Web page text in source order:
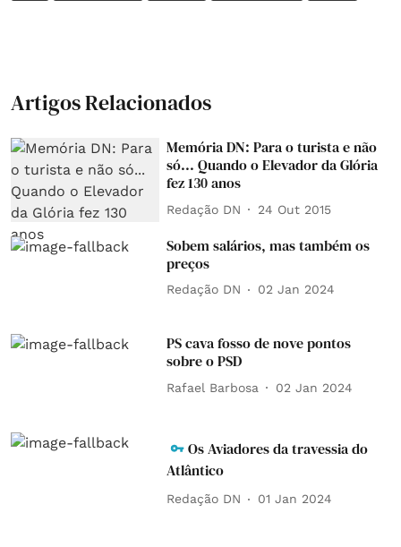
Artigos Relacionados
Memória DN: Para o turista e não
só... Quando o Elevador da Glória
fez 130 anos
Redação DN 24 Out 2015
Sobem salários, mas também os
preços
Redação DN 02 Jan 2024
PS cava fosso de nove pontos
sobre o PSD
Rafael Barbosa 02 Jan 2024
Os Aviadores da travessia do
Atlântico
Redação DN 01 Jan 2024